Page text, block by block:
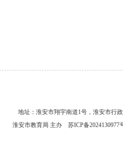
地址：淮安市翔宇南道1号，淮安市行
淮安市教育局 主办 苏ICP备2024130977